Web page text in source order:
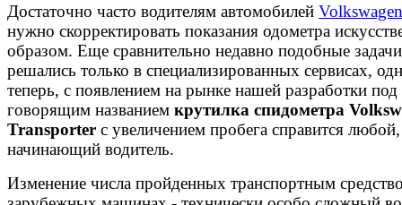
Достаточно часто водителям автомобилей Volkswagen
нужно скорректировать показания одометра
образом. Еще сравнительно недавно подобные задачи
решались только в специализированных сервисах,
теперь, с появлением на рынке нашей разработки под
говорящим названием крутилка спидометра
Transporter с увеличением пробега справится
начинающий водитель.
Изменение числа пройденных транспортным